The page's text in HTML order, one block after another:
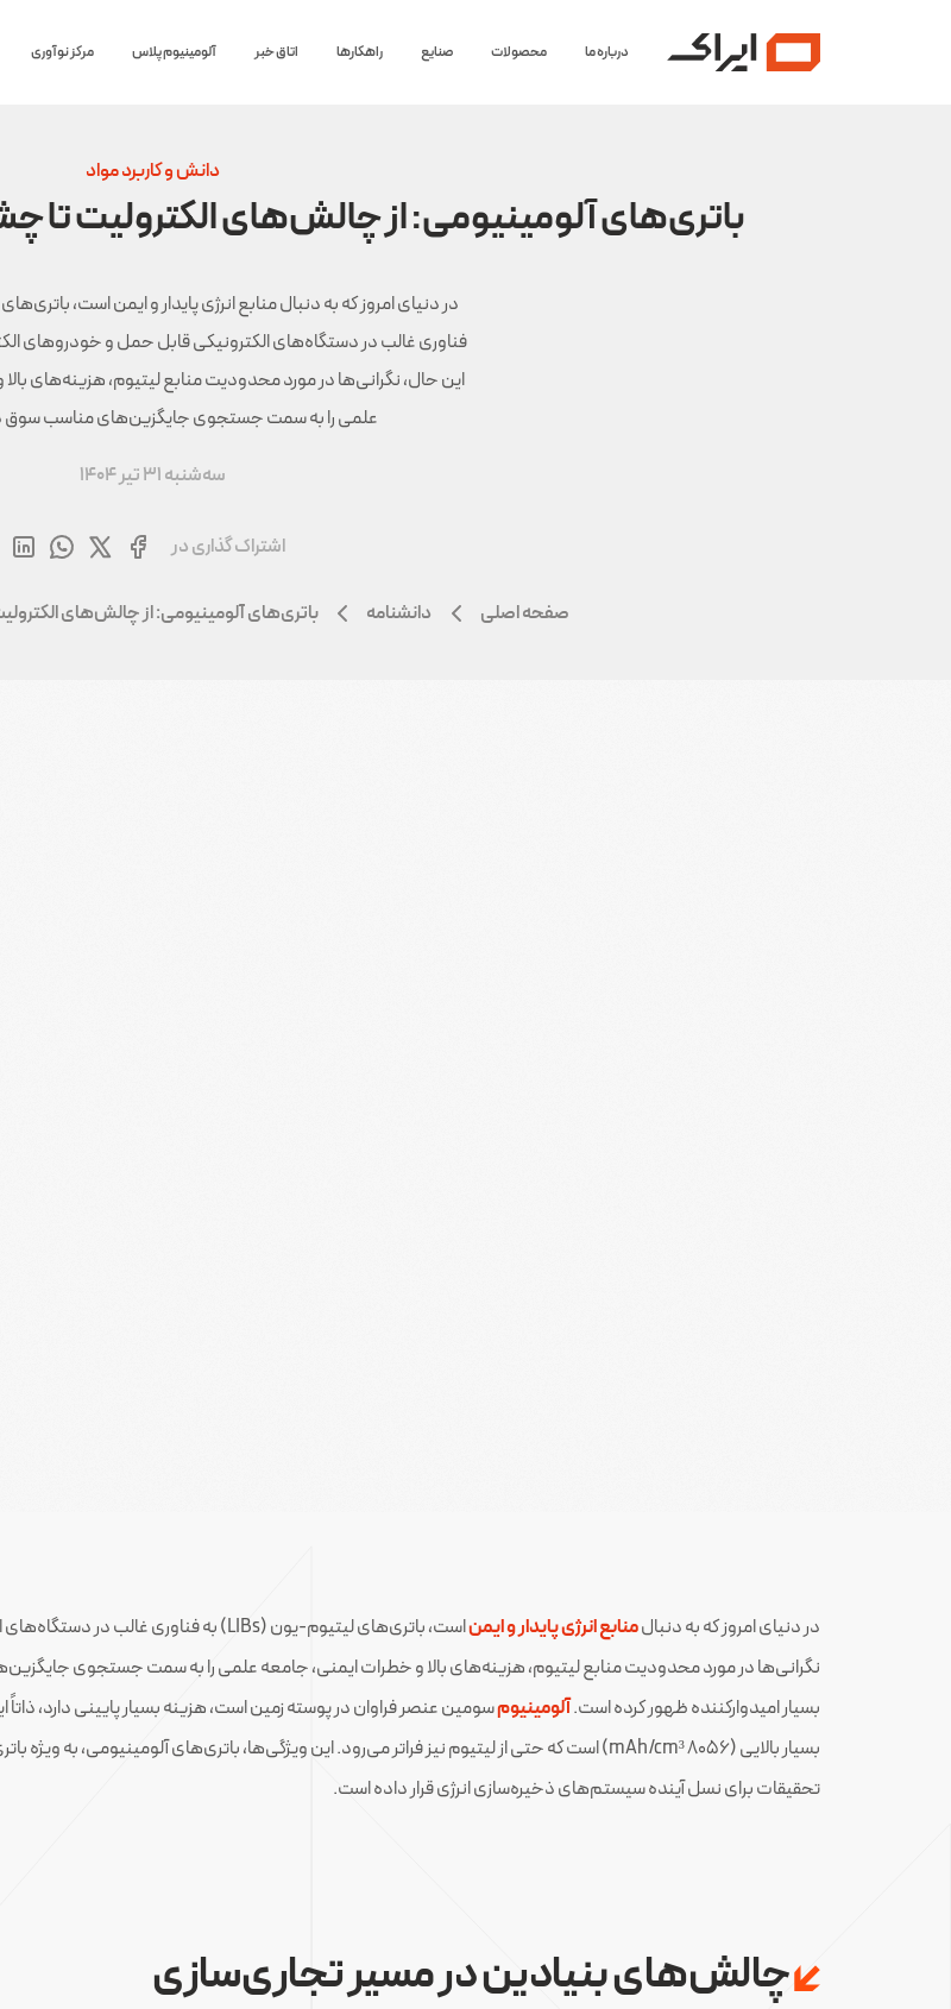
درباره ما محصولات صنایع راهکارها اتاق خبر آلومینیوم پلاس مرکز نوآوری
دانش و کاربرد مواد
باتری‌های آلومینیومی: از چالش‌های الکترولیت تا
فناوری غالب در دستگاه‌های الکترونیکی قابل حمل و خودروهای
این حال، نگرانی‌ها در مورد محدودیت منابع لیتیوم، هزینه‌های
علمی را به سمت جستجوی جایگزین‌های مناسب سوق
سه‌شنبه 31 تیر 1404
اشتراک گذاری در
صفحه اصلی دانشنامه باتری‌های آلومینیومی: از چالش‌های
در دنیای امروز که به دنبالمنابع انرژی پایدار و ایمناست، باتری‌های لیتیوم-یون (LIBs) به فناوری غالب در دستگاه‌های الکترونیکی قابل حمل و
نگرانی‌ها در مورد محدودیت منابع لیتیوم، هزینه‌های بالا و خطرات ایمنی، جامعه علمی را به سمت جستجوی
بسیار امیدوارکننده ظهور کرده است.آلومینیومسومین عنصر فراوان در پوسته زمین است، هزینه بسیار پایینی دارد،
تحقیقات برای نسل آینده سیستم‌های ذخیره‌سازی انرژی قرار داده است.
چالش‌های بنیادین در مسیر تجاری‌سازی